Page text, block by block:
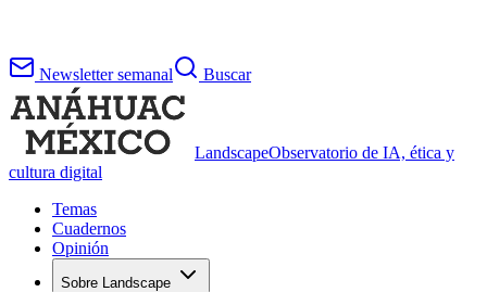
Newsletter semanal Buscar
LandscapeObservatorio de IA, ética y
cultura digital
Temas
Cuadernos
Opinión
Sobre Landscape